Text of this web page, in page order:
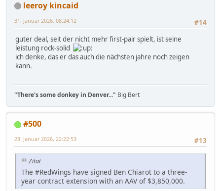
leeroy kincaid
#14
31. Januar 2026, 08:24:12
guter deal, seit der nicht mehr first-pair spielt, ist seine
leistung rock-solid
ich denke, das er das auch die nächsten jahre noch zeigen
kann.
"There's some donkey in Denver..." Big Bert
#500
#13
28. Januar 2026, 22:22:53
Zitat
The #RedWings have signed Ben Chiarot to a three-
year contract extension with an AAV of $3,850,000.